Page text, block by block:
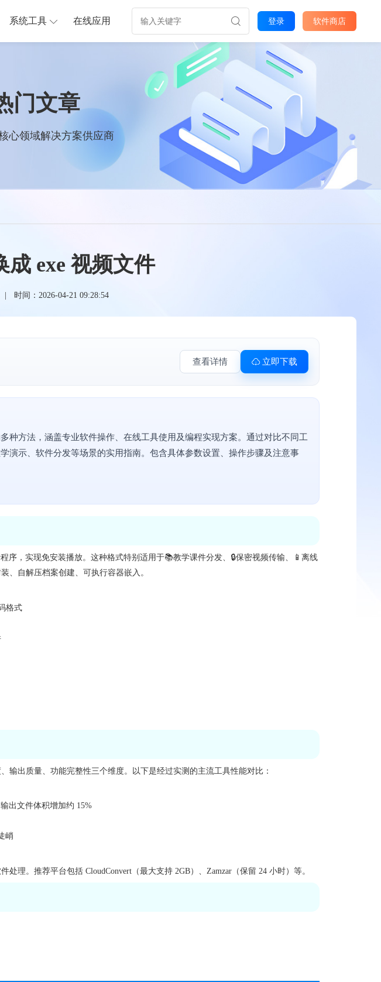
系统工具 在线应用 登录 软件商店
门文章
心领域解决方案供应商
exe 视频文件
时间：2026-04-21 09:28:54
查看详情 立即下载
种方法，涵盖专业软件操作、在线工具使用及编程实现方案。通过对比不同工
演示、软件分发等场景的实用指南。包含具体参数设置、操作步骤及注意事
序，实现免安装播放。这种格式特别适用于📚教学课件分发、🔒保密视频传输、📱离线
、自解压档案创建、可执行容器嵌入。
格式
输出质量、功能完整性三个维度。以下是经过实测的主流工具性能对比：
出文件体积增加约 15%
峭
理。推荐平台包括 CloudConvert（最大支持 2GB）、Zamzar（保留 24 小时）等。